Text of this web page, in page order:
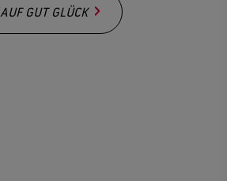
AUF GUT GLÜCK